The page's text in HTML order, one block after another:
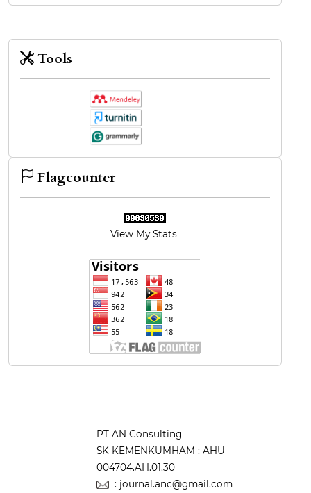
Tools
Flagcounter
View My Stats
PT AN Consulting
SK KEMENKUMHAM : AHU-
004704.AH.01.30
: journal.anc@gmail.com